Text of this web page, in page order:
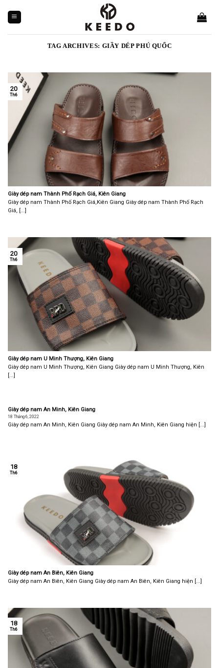
content
TAG ARCHIVES: GIẦY DÉP PHÚ QUỐC
Giày dép nam Thành Phố Rạch Giá, Kiên Giang
Giày dép nam Thành Phố Rạch Giá,Kiên Giang Giày dép nam Thành Phố Rạch
Giá, [...]
20
Th6
Giày dép nam U Minh Thượng, Kiên Giang
Giày dép nam U Minh Thượng, Kiên Giang Giày dép nam U Minh Thượng, Kiên
[...]
20
Th6
Giày dép nam An Minh, Kiên Giang
18 Tháng 6, 2022
Giày dép nam An Minh, Kiên Giang Giày dép nam An Minh, Kiên Giang hiện [...]
Giày dép nam An Biên, Kiên Giang
Giày dép nam An Biên, Kiên Giang Giày dép nam An Biên, Kiên Giang hiện [...]
18
Th6
18
Th6